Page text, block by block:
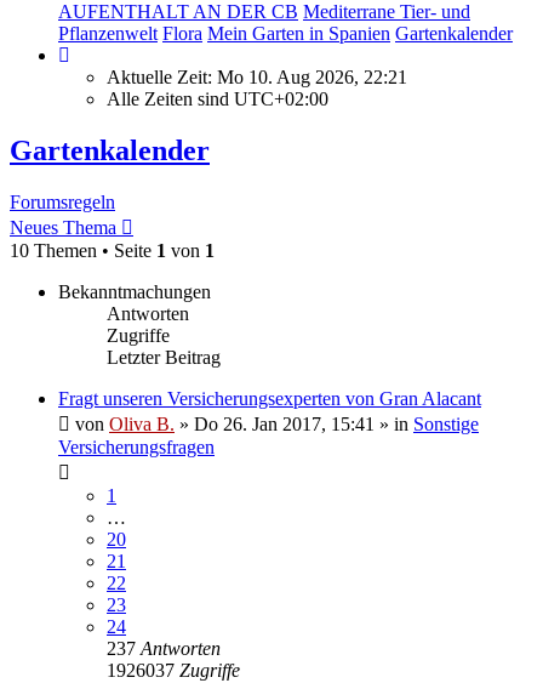
AUFENTHALT AN DER CB Mediterrane Tier- und
Pflanzenwelt Flora Mein Garten in Spanien Gartenkalender
Aktuelle Zeit: Mo 10. Aug 2026, 22:21
Alle Zeiten sind UTC+02:00
Gartenkalender
Forumsregeln
Neues Thema
10 Themen • Seite 1 von 1
Bekanntmachungen
Antworten
Zugriffe
Letzter Beitrag
Fragt unseren Versicherungsexperten von Gran Alacant
von Oliva B. » Do 26. Jan 2017, 15:41 » in Sonstige
Versicherungsfragen
1
…
20
21
22
23
24
237 Antworten
1926037 Zugriffe